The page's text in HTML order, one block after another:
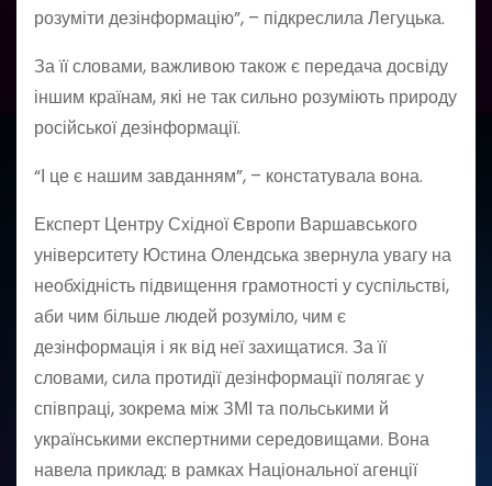
розуміти дезінформацію”, – підкреслила Легуцька.
За її словами, важливою також є передача досвіду
іншим країнам, які не так сильно розуміють природу
російської дезінформації.
“І це є нашим завданням”, – констатувала вона.
Експерт Центру Східної Європи Варшавського
університету Юстина Олендська звернула увагу на
необхідність підвищення грамотності у суспільстві,
аби чим більше людей розуміло, чим є
дезінформація і як від неї захищатися. За її
словами, сила протидії дезінформації полягає у
співпраці, зокрема між ЗМІ та польськими й
українськими експертними середовищами. Вона
навела приклад: в рамках Національної агенції